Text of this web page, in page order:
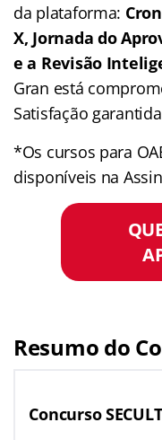
da plataforma:
X, Jornada do
e a Revisão
Gran está
Satisfação
*Os cursos para
disponíveis na
Resumo do
Concurso